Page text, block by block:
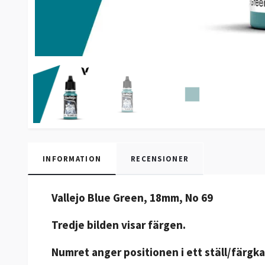
INFORMATION RECENSIONER
Vallejo Blue Green, 18mm, No 69
Tredje bilden visar färgen.
Numret anger positionen i ett ställ/